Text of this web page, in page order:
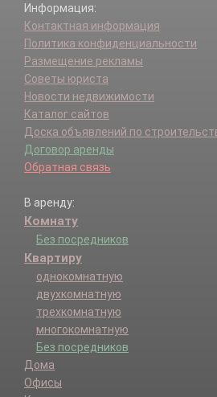
Информация:
Контактная информация
Политика конфиденциальности
Размещение рекламы
Советы юриста
Новости недвижимости
Каталог сайтов
Доска объявлений по
Договор аренды
Обратная связь
В аренду:
Комнату
Без посредников
Квартиру
однокомнатную
двухкомнатную
трехкомнатную
многокомнатную
Без посредников
Дома
Офисы